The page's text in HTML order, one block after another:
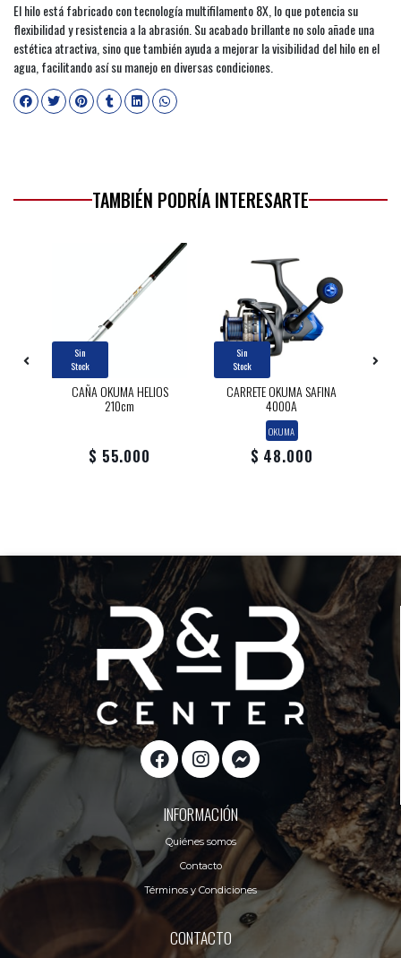
El hilo está fabricado con tecnología multifilamento 8X, lo que potencia su
flexibilidad y resistencia a la abrasión. Su acabado brillante no solo añade una
estética atractiva, sino que también ayuda a mejorar la visibilidad del hilo en el
agua, facilitando así su manejo en diversas condiciones.
TAMBIÉN PODRÍA INTERESARTE
Sin
Stock
CAÑA OKUMA HELIOS
210cm
$ 55.000
Sin
Stock
CARRETE OKUMA SAFINA
4000A
OKUMA
$ 48.000
INFORMACIÓN
Quiénes somos
Contacto
Términos y Condiciones
CONTACTO